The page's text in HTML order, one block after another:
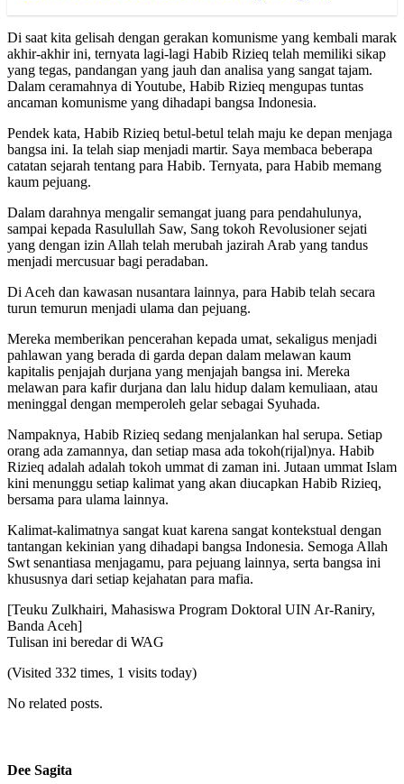
Di saat kita gelisah dengan gerakan komunisme yang kembali marak
akhir-akhir ini, ternyata lagi-lagi Habib Rizieq telah memiliki sikap
yang tegas, pandangan yang jauh dan analisa yang sangat tajam.
Dalam ceramahnya di Youtube, Habib Rizieq mengupas tuntas
ancaman komunisme yang dihadapi bangsa Indonesia.
Pendek kata, Habib Rizieq betul-betul telah maju ke depan menjaga
bangsa ini. Ia telah siap menjadi martir. Saya membaca beberapa
catatan sejarah tentang para Habib. Ternyata, para Habib memang
kaum pejuang.
Dalam darahnya mengalir semangat juang para pendahulunya,
sampai kepada Rasulullah Saw, Sang tokoh Revolusioner sejati
yang dengan izin Allah telah merubah jazirah Arab yang tandus
menjadi mercusuar bagi peradaban.
Di Aceh dan kawasan nusantara lainnya, para Habib telah secara
turun temurun menjadi ulama dan pejuang.
Mereka memberikan pencerahan kepada umat, sekaligus menjadi
pahlawan yang berada di garda depan dalam melawan kaum
kapitalis penjajah durjana yang menjajah bangsa ini. Mereka
melawan para kafir durjana dan lalu hidup dalam kemuliaan, atau
meninggal dengan memperoleh gelar sebagai Syuhada.
Nampaknya, Habib Rizieq sedang menjalankan hal serupa. Setiap
orang ada zamannya, dan setiap masa ada tokoh(rijal)nya. Habib
Rizieq adalah adalah tokoh ummat di zaman ini. Jutaan ummat Islam
kini menunggu setiap kalimat yang akan diucapkan Habib Rizieq,
bersama para ulama lainnya.
Kalimat-kalimatnya sangat kuat karena sangat kontekstual dengan
tantangan kekinian yang dihadapi bangsa Indonesia. Semoga Allah
Swt senantiasa menjagamu, para pejuang lainnya, serta bangsa ini
khususnya dari setiap kejahatan para mafia.
[Teuku Zulkhairi, Mahasiswa Program Doktoral UIN Ar-Raniry,
Banda Aceh]
Tulisan ini beredar di WAG
(Visited 332 times, 1 visits today)
No related posts.
Dee Sagita